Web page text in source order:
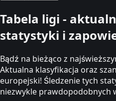
Tabela ligi -
statystyki i
Bądź na bieżąco z
Aktualna klasyfikacja oraz
europejski! Śledzenie tych
niezwykle prawdopodobnych